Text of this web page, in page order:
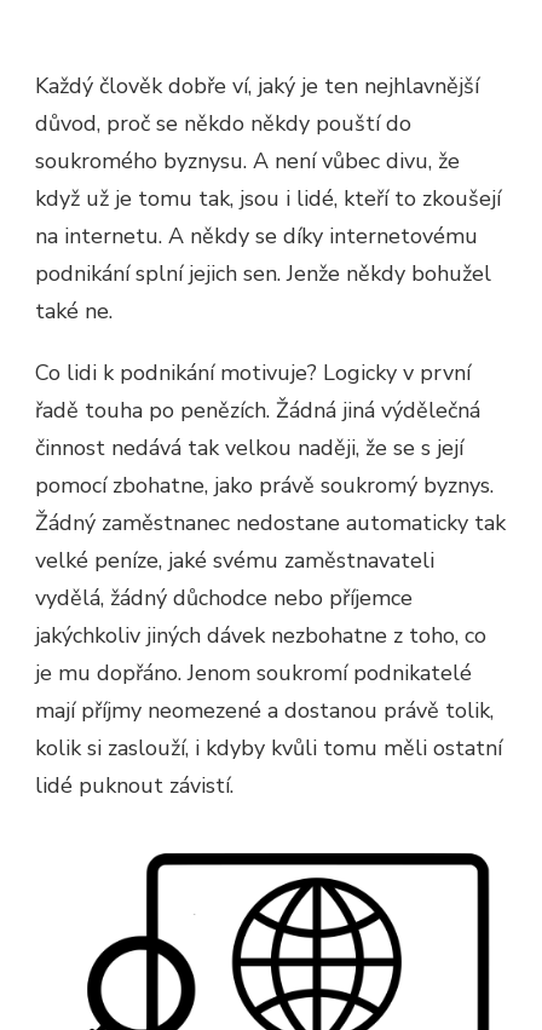
Každý člověk dobře ví, jaký je ten nejhlavnější
důvod, proč se někdo někdy pouští do
soukromého byznysu. A není vůbec divu, že
když už je tomu tak, jsou i lidé, kteří to zkoušejí
na internetu. A někdy se díky internetovému
podnikání splní jejich sen. Jenže někdy bohužel
také ne.
Co lidi k podnikání motivuje? Logicky v první
řadě touha po penězích. Žádná jiná výdělečná
činnost nedává tak velkou naději, že se s její
pomocí zbohatne, jako právě soukromý byznys.
Žádný zaměstnanec nedostane automaticky tak
velké peníze, jaké svému zaměstnavateli
vydělá, žádný důchodce nebo příjemce
jakýchkoliv jiných dávek nezbohatne z toho, co
je mu dopřáno. Jenom soukromí podnikatelé
mají příjmy neomezené a dostanou právě tolik,
kolik si zaslouží, i kdyby kvůli tomu měli ostatní
lidé puknout závistí.